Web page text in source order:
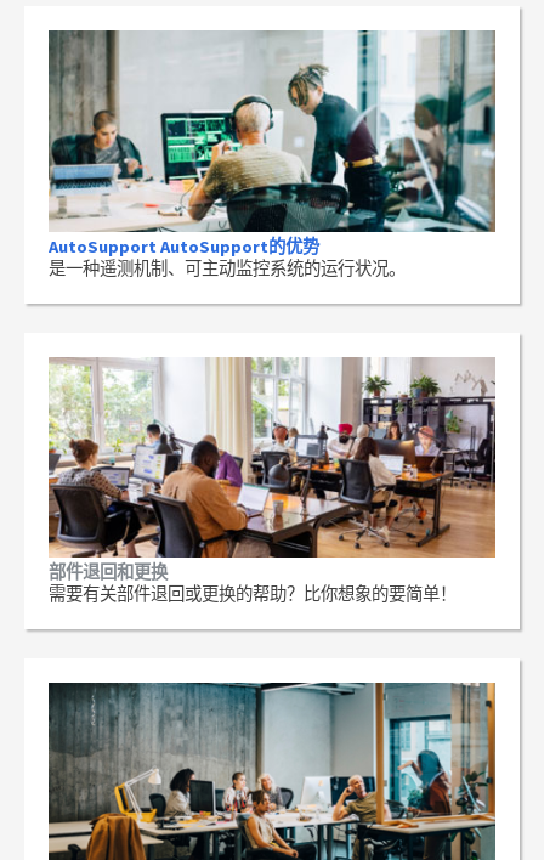
AutoSupport AutoSupport的优势
是一种遥测机制、可主动监控系统的运行状况。
部件退回和更换
需要有关部件退回或更换的帮助？比你想象的要简单！